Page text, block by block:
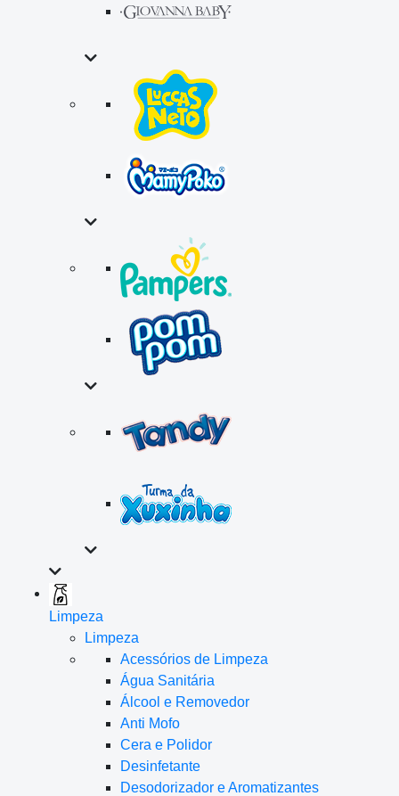
Limpeza
Limpeza
Acessórios de Limpeza
Água Sanitária
Álcool e Removedor
Anti Mofo
Cera e Polidor
Desinfetante
Desodorizador e Aromatizantes